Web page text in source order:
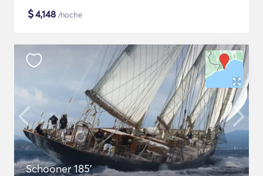
$4,148 /noche
Schooner 185'